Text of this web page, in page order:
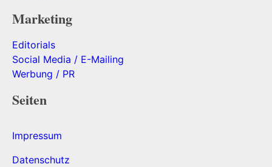
Marketing
Editorials
Social Media / E-Mailing
Werbung / PR
Seiten
Impressum
Datenschutz